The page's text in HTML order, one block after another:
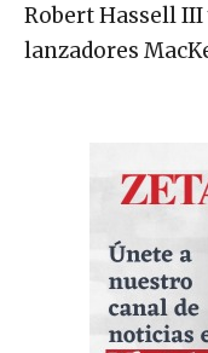
Robert Hassell III
lanzadores